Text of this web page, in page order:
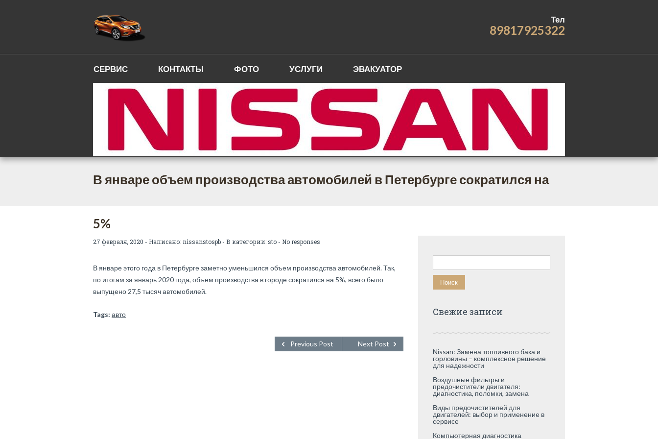
Тел
89817925322
СЕРВИС КОНТАКТЫ ФОТО УСЛУГИ ЭВАКУАТОР
В январе объем производства автомобилей в Петербурге сократился на
5%
27 февраля, 2020 - Написано: nissanstospb - В категории:sto - No responses
В январе этого года в Петербурге заметно уменьшился объем производства автомобилей. Так,
по итогам за январь 2020 года, объем производства в городе сократился на 5%, всего было
выпущено 27,5 тысяч автомобилей.
Tags: авто
Next Post
Previous Post
Найти:
Свежие записи
Nissan: Замена топливного бака и
горловины – комплексное решение
для надежности
Воздушные фильтры и
предочистители двигателя:
диагностика, поломки, замена
Виды предочистителей для
двигателей: выбор и применение в
сервисе
Компьютерная диагностика